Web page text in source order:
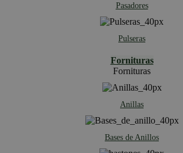
Pasadores
Pulseras
Fornituras
Fornituras
Anillas
Bases de Anillos